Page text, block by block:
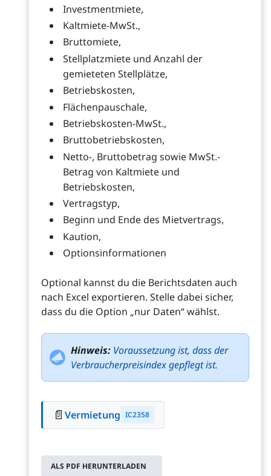
Investmentmiete,
Kaltmiete-MwSt.,
Bruttomiete,
Stellplatzmiete und Anzahl der
gemieteten Stellplätze,
Betriebskosten,
Flächenpauschale,
Betriebskosten-MwSt.,
Bruttobetriebskosten,
Netto-, Bruttobetrag sowie MwSt.-
Betrag von Kaltmiete und
Betriebskosten,
Vertragstyp,
Beginn und Ende des Mietvertrags,
Kaution,
Optionsinformationen
Optional kannst du die Berichtsdaten auch
nach Excel exportieren. Stelle dabei sicher,
dass du die Option „nur Daten“ wählst.
Hinweis: Voraussetzung ist, dass der
Verbraucherpreisindex gepflegt ist.
📄 Vermietung IC2358
ALS PDF HERUNTERLADEN